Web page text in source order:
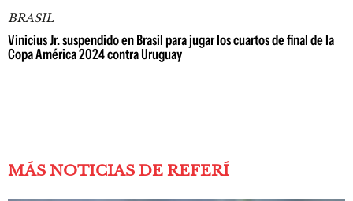
BRASIL
Vinicius Jr. suspendido en Brasil para jugar los cuartos de final de la
Copa América 2024 contra Uruguay
MÁS NOTICIAS DE REFERÍ